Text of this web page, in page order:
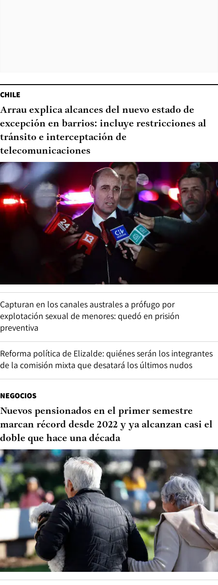
CHILE
Arrau explica alcances del nuevo estado de
excepción en barrios: incluye restricciones al
tránsito e interceptación de
telecomunicaciones
Capturan en los canales australes a prófugo por
explotación sexual de menores: quedó en prisión
preventiva
Reforma política de Elizalde: quiénes serán los integrantes
de la comisión mixta que desatará los últimos nudos
NEGOCIOS
Nuevos pensionados en el primer semestre
marcan récord desde 2022 y ya alcanzan casi el
doble que hace una década